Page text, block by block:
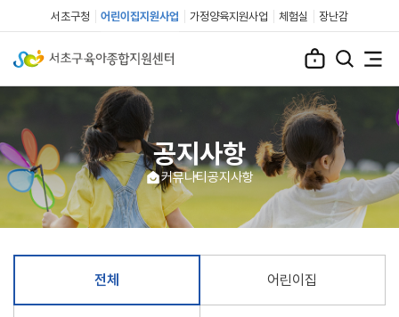
서초구청 어린이집지원사업 가정양육지원사업 체험실 장난감
공지사항
커뮤니티공지사항
전체 어린이집